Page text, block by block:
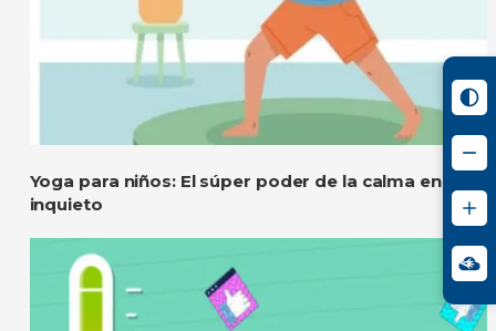
Yoga para niños: El súper poder de la calma en un
inquieto